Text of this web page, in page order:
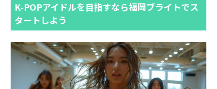
K-POPアイドルを目指すなら福岡ブライトでス
タートしよう